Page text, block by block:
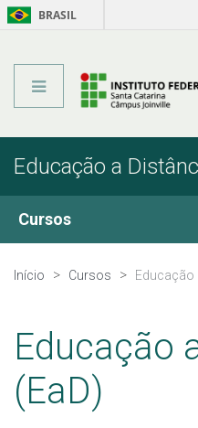
BRASIL
Educação a
Cursos
Técnicos Integrados
Técnicos Subsequentes
Qualificação Profissional e
Início Cursos Educação
Educação
(EaD)